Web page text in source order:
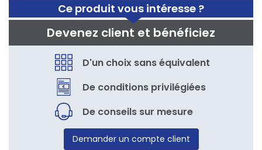
Ce produit vous intéresse ?
Devenez client et bénéficiez
D'un choix sans équivalent
De conditions privilégiées
De conseils sur mesure
Demander un compte client